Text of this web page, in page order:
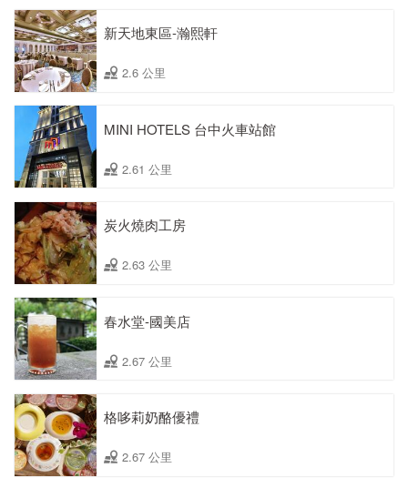
新天地東區-瀚熙軒
2.6 公里
MINI HOTELS 台中火車站館
2.61 公里
炭火燒肉工房
2.63 公里
春水堂-國美店
2.67 公里
格哆莉奶酪優禮
2.67 公里